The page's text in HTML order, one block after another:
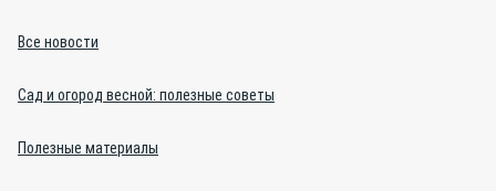
Все новости
Сад и огород весной: полезные советы
Полезные материалы